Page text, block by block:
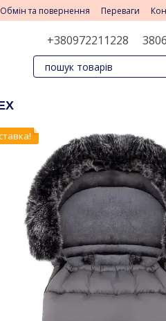
Обмін та повернення Переваги
+380972211228